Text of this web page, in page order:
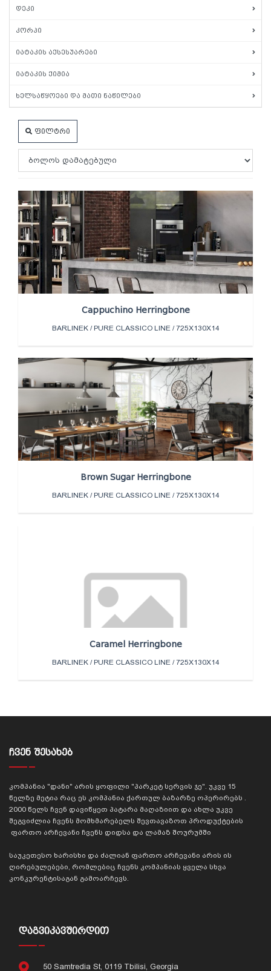
დეკი
კორპი
იატაკის აქსესუარები
იატაკის ქიმია
ხელსაწყოები და მათი ნაწილები
ფილტრი
Cappuchino Herringbone
BARLINEK / PURE CLASSICO LINE / 725X130X14
Brown Sugar Herringbone
BARLINEK / PURE CLASSICO LINE / 725X130X14
Caramel Herringbone
BARLINEK / PURE CLASSICO LINE / 725X130X14
ᲩᲕᲔᲜ ᲨᲔᲡᲐᲮᲔᲑ
კომპანია "დანი" არის ყოფილი "პარკეტ სერვის ჯე". უკვე 15
წელზე მეტია რაც ეს კომპანია ქართულ ბაზარზე ოპერირებს .
2000 წელს ჩვენ დავიწყეთ პატარა მაღაზიით და ახლა უკვე
შეგვიძლია ჩვენს მომხმარებელს შევთავაზოთ პროდუქტების
ფართო არჩევანი ჩვენს დიდსა და ლამაზ შოურუმში
საუკეთესო ხარისხი და ძალიან ფართო არჩევანი არის ის
ღირებულებები, რომლებიც ჩვენს კომპანიას ყველა სხვა
კონკურენტისაგან გამოარჩევს.
ᲓᲐᲒᲕᲘᲙᲐᲕᲨᲘᲠᲓᲘᲗ
50 Samtredia St, 0119 Tbilisi, Georgia